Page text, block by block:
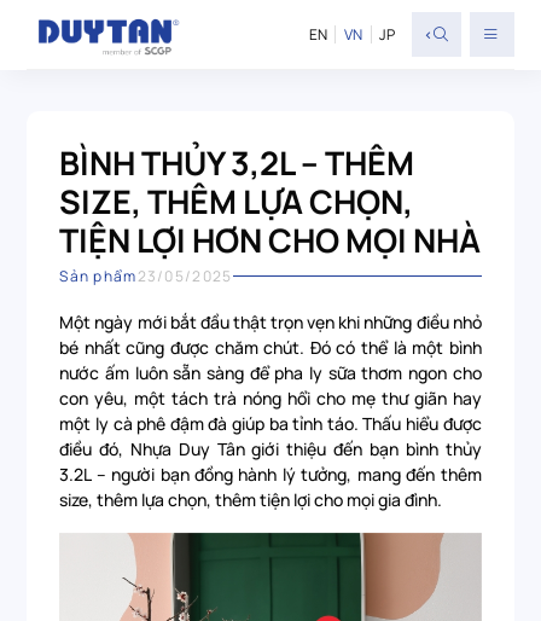
EN VN JP <
BÌNH THỦY 3,2L – THÊM
SIZE, THÊM LỰA CHỌN,
TIỆN LỢI HƠN CHO MỌI NHÀ
Sản phẩm23/05/2025
Một ngày mới bắt đầu thật trọn vẹn khi những điều nhỏ
bé nhất cũng được chăm chút. Đó có thể là một bình
nước ấm luôn sẵn sàng để pha ly sữa thơm ngon cho
con yêu, một tách trà nóng hổi cho mẹ thư giãn hay
một ly cà phê đậm đà giúp ba tỉnh táo. Thấu hiểu được
điều đó, Nhựa Duy Tân giới thiệu đến bạn bình thủy
3.2L – người bạn đồng hành lý tưởng, mang đến thêm
size, thêm lựa chọn, thêm tiện lợi cho mọi gia đình.